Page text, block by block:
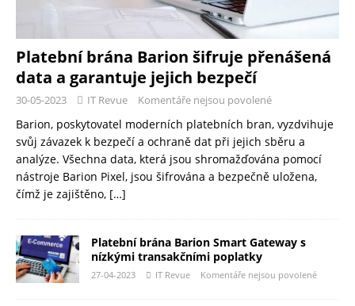
Platební brána Barion šifruje přenášená
data a garantuje jejich bezpečí
30-05-2023 IT Revue Komentáře nejsou povolené
Barion, poskytovatel moderních platebních bran, vyzdvihuje
svůj závazek k bezpečí a ochraně dat při jejich sběru a
analýze. Všechna data, která jsou shromažďována pomocí
nástroje Barion Pixel, jsou šifrována a bezpečně uložena,
čímž je zajištěno, […]
Platební brána Barion Smart Gateway s
nízkými transakčními poplatky
27-04-2023 IT Revue Komentáře nejsou povolené